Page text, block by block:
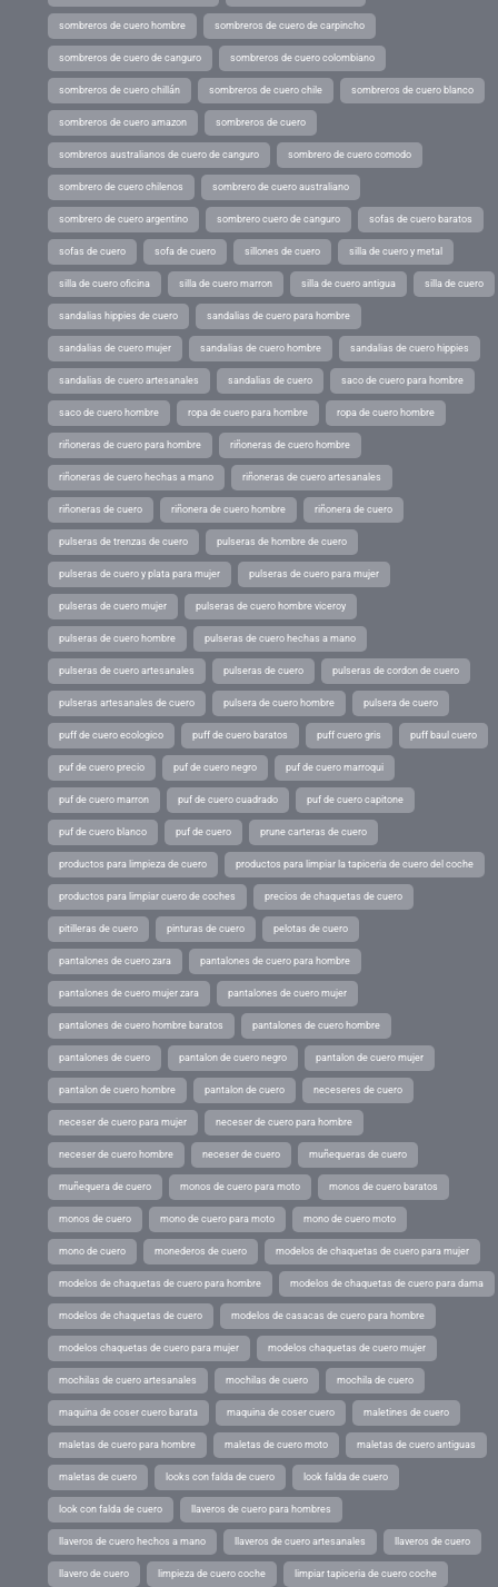
sombreros de cuero hombre sombreros de cuero de carpincho
sombreros de cuero de canguro sombreros de cuero colombiano
sombreros de cuero chillán sombreros de cuero chile sombreros de cuero blanco
sombreros de cuero amazon sombreros de cuero
sombreros australianos de cuero de canguro sombrero de cuero comodo
sombrero de cuero chilenos sombrero de cuero australiano
sombrero de cuero argentino sombrero cuero de canguro sofas de cuero baratos
sofas de cuero sofa de cuero sillones de cuero silla de cuero y metal
silla de cuero oficina silla de cuero marron silla de cuero antigua silla de cuero
sandalias hippies de cuero sandalias de cuero para hombre
sandalias de cuero mujer sandalias de cuero hombre sandalias de cuero hippies
sandalias de cuero artesanales sandalias de cuero saco de cuero para hombre
saco de cuero hombre ropa de cuero para hombre ropa de cuero hombre
riñoneras de cuero para hombre riñoneras de cuero hombre
riñoneras de cuero hechas a mano riñoneras de cuero artesanales
riñoneras de cuero riñonera de cuero hombre riñonera de cuero
pulseras de trenzas de cuero pulseras de hombre de cuero
pulseras de cuero y plata para mujer pulseras de cuero para mujer
pulseras de cuero mujer pulseras de cuero hombre viceroy
pulseras de cuero hombre pulseras de cuero hechas a mano
pulseras de cuero artesanales pulseras de cuero pulseras de cordon de cuero
pulseras artesanales de cuero pulsera de cuero hombre pulsera de cuero
puff de cuero ecologico puff de cuero baratos puff cuero gris puff baul cuero
puf de cuero precio puf de cuero negro puf de cuero marroqui
puf de cuero marron puf de cuero cuadrado puf de cuero capitone
puf de cuero blanco puf de cuero prune carteras de cuero
productos para limpieza de cuero productos para limpiar la tapiceria de cuero del coche
productos para limpiar cuero de coches precios de chaquetas de cuero
pitilleras de cuero pinturas de cuero pelotas de cuero
pantalones de cuero zara pantalones de cuero para hombre
pantalones de cuero mujer zara pantalones de cuero mujer
pantalones de cuero hombre baratos pantalones de cuero hombre
pantalones de cuero pantalon de cuero negro pantalon de cuero mujer
pantalon de cuero hombre pantalon de cuero neceseres de cuero
neceser de cuero para mujer neceser de cuero para hombre
neceser de cuero hombre neceser de cuero muñequeras de cuero
muñequera de cuero monos de cuero para moto monos de cuero baratos
monos de cuero mono de cuero para moto mono de cuero moto
mono de cuero monederos de cuero modelos de chaquetas de cuero para mujer
modelos de chaquetas de cuero para hombre modelos de chaquetas de cuero para dama
modelos de chaquetas de cuero modelos de casacas de cuero para hombre
modelos chaquetas de cuero para mujer modelos chaquetas de cuero mujer
mochilas de cuero artesanales mochilas de cuero mochila de cuero
maquina de coser cuero barata maquina de coser cuero maletines de cuero
maletas de cuero para hombre maletas de cuero moto maletas de cuero antiguas
maletas de cuero looks con falda de cuero look falda de cuero
look con falda de cuero llaveros de cuero para hombres
llaveros de cuero hechos a mano llaveros de cuero artesanales llaveros de cuero
llavero de cuero limpieza de cuero coche limpiar tapiceria de cuero coche